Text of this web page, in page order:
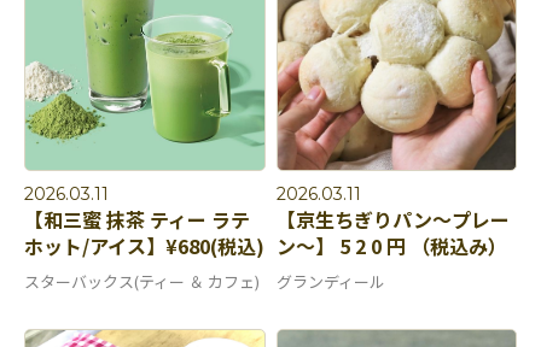
2026.03.11
【和三蜜 抹茶 ティー ラテ
ホット/アイス】¥680(税込)
スターバックス(ティー ＆ カフェ)
2026.03.11
【京生ちぎりパン～プレー
ン～】 5 2 0 円 （税込み）
グランディール